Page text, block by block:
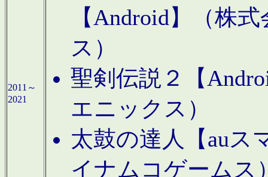
2011～
2021
【Android】（株
ス）
聖剣伝説２【
エニックス）
太鼓の達人【auス
イナムコゲームス